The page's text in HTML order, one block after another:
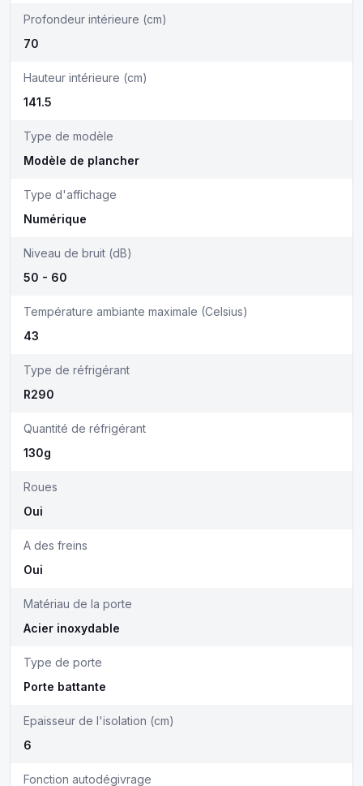
Profondeur intérieure (cm)
70
Hauteur intérieure (cm)
141.5
Type de modèle
Modèle de plancher
Type d'affichage
Numérique
Niveau de bruit (dB)
50 - 60
Température ambiante maximale (Celsius)
43
Type de réfrigérant
R290
Quantité de réfrigérant
130g
Roues
Oui
A des freins
Oui
Matériau de la porte
Acier inoxydable
Type de porte
Porte battante
Epaisseur de l'isolation (cm)
6
Fonction autodégivrage